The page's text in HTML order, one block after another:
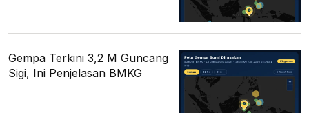
Gempa Terkini 3,2 M Guncang
Sigi, Ini Penjelasan BMKG